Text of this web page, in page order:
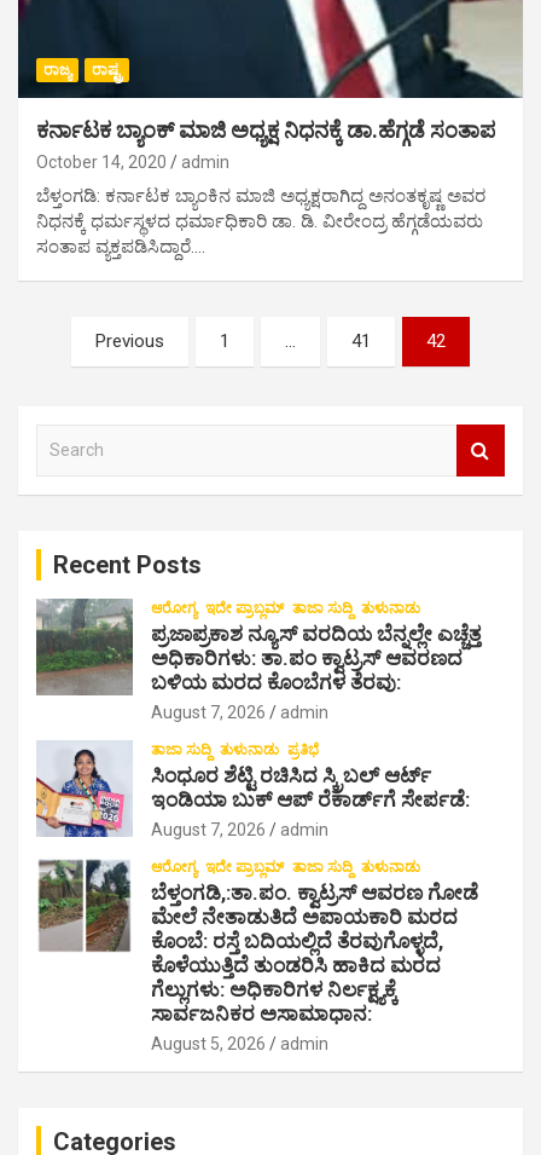
ರಾಜ್ಯ ರಾಷ್ಟ್ರ
ಕರ್ನಾಟಕ ಬ್ಯಾಂಕ್ ಮಾಜಿ ಅಧ್ಯಕ್ಷ ನಿಧನಕ್ಕೆ ಡಾ.ಹೆಗ್ಗಡೆ ಸಂತಾಪ
October 14, 2020 admin
ಬೆಳ್ತಂಗಡಿ: ಕರ್ನಾಟಕ ಬ್ಯಾಂಕಿನ ಮಾಜಿ ಅಧ್ಯಕ್ಷರಾಗಿದ್ದ ಅನಂತಕೃಷ್ಣ ಅವರ
ನಿಧನಕ್ಕೆ ಧರ್ಮಸ್ಥಳದ ಧರ್ಮಾಧಿಕಾರಿ ಡಾ. ಡಿ. ವೀರೇಂದ್ರ ಹೆಗ್ಗಡೆಯವರು
ಸಂತಾಪ ವ್ಯಕ್ತಪಡಿಸಿದ್ದಾರೆ.…
s
Previous 1 … 41 42
Recent Posts
ಆರೋಗ್ಯ ಇದೇ ಪ್ರಾಬ್ಲಮ್ ತಾಜಾ ಸುದ್ದಿ ತುಳುನಾಡು
ಪ್ರಜಾಪ್ರಕಾಶ ನ್ಯೂಸ್ ವರದಿಯ ಬೆನ್ನಲ್ಲೇ ಎಚ್ಚೆತ್ತ
ಅಧಿಕಾರಿಗಳು: ತಾ.ಪಂ ಕ್ವಾಟ್ರಸ್ ಆವರಣದ
ಬಳಿಯ ಮರದ ಕೊಂಬೆಗಳ ತೆರವು:
August 7, 2026 admin
ತಾಜಾ ಸುದ್ದಿ ತುಳುನಾಡು ಪ್ರತಿಭೆ
ಸಿಂಧೂರ ಶೆಟ್ಟಿ ರಚಿಸಿದ ಸ್ಕ್ರಿಬಲ್ ಆರ್ಟ್
ಇಂಡಿಯಾ ಬುಕ್ ಆಪ್ ರೆಕಾರ್ಡ್‌ಗೆ ಸೇರ್ಪಡೆ:
August 7, 2026 admin
ಆರೋಗ್ಯ ಇದೇ ಪ್ರಾಬ್ಲಮ್ ತಾಜಾ ಸುದ್ದಿ ತುಳುನಾಡು
ಬೆಳ್ತಂಗಡಿ,:ತಾ.ಪಂ‌. ಕ್ವಾಟ್ರಸ್ ಆವರಣ ಗೋಡೆ
ಮೇಲೆ ನೇತಾಡುತಿದೆ ಅಪಾಯಕಾರಿ ಮರದ
ಕೊಂಬೆ: ರಸ್ತೆ ಬದಿಯಲ್ಲಿದೆ ತೆರವುಗೊಳ್ಳದೆ,
ಕೊಳೆಯುತ್ತಿದೆ ತುಂಡರಿಸಿ ಹಾಕಿದ ಮರದ
ಗೆಲ್ಲುಗಳು: ಅಧಿಕಾರಿಗಳ ನಿರ್ಲಕ್ಷ್ಯಕ್ಕೆ
ಸಾರ್ವಜನಿಕರ ಅಸಾಮಾಧಾನ:
August 5, 2026 admin
Categories